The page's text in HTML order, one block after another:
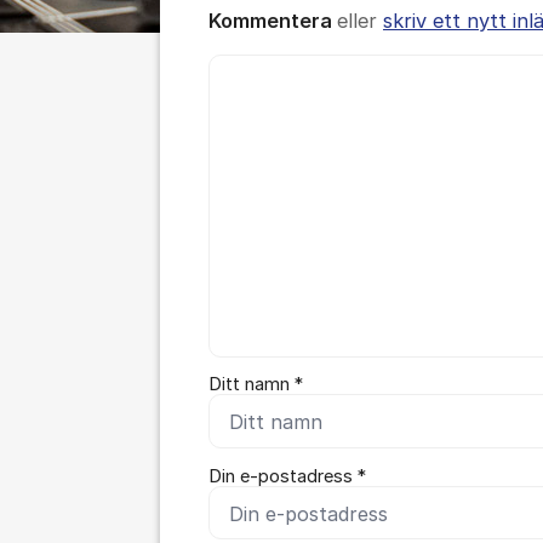
Kommentera eller skriv ett nytt
Ditt namn *
Din e-postadress *